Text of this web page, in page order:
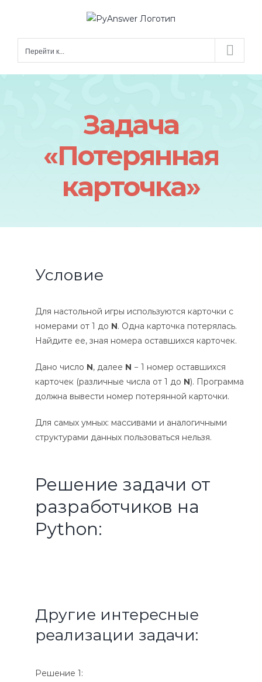
content
Перейти к...
Задача
«Потерянная
карточка»
Условие
Для настольной игры используются карточки с
номерами от 1 до N. Одна карточка потерялась.
Найдите ее, зная номера оставшихся карточек.
Дано число N, далее N − 1 номер оставшихся
карточек (различные числа от 1 до N). Программа
должна вывести номер потерянной карточки.
Для самых умных: массивами и аналогичными
структурами данных пользоваться нельзя.
Решение задачи от
разработчиков на
Python:
Другие интересные
реализации задачи:
Решение 1: